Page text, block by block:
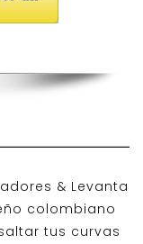
& Levanta
colombiano
tus curvas